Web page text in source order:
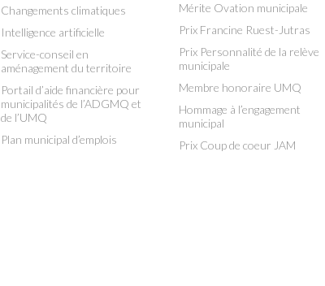
Changements climatiques
Intelligence artificielle
Service-conseil en
aménagement du territoire
Portail d’aide financière pour
municipalités de l’ADGMQ et
de l’UMQ
Plan municipal d’emplois
Mérite Ovation municipale
Prix Francine Ruest-Jutras
Prix Personnalité de la relève
municipale
Membre honoraire UMQ
Hommage à l’engagement
municipal
Prix Coup de coeur JAM